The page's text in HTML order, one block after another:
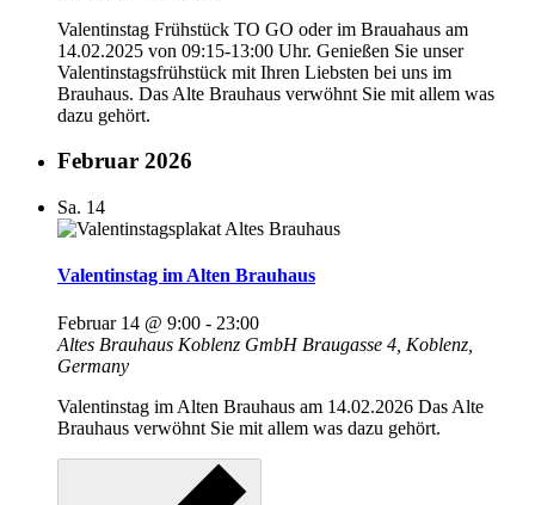
Valentinstag Frühstück TO GO oder im Brauahaus am
14.02.2025 von 09:15-13:00 Uhr. Genießen Sie unser
Valentinstagsfrühstück mit Ihren Liebsten bei uns im
Brauhaus. Das Alte Brauhaus verwöhnt Sie mit allem was
dazu gehört.
Februar 2026
Sa. 14
Valentinstag im Alten Brauhaus
Februar 14 @ 9:00 - 23:00
Altes Brauhaus Koblenz GmbH Braugasse 4, Koblenz,
Germany
Valentinstag im Alten Brauhaus am 14.02.2026 Das Alte
Brauhaus verwöhnt Sie mit allem was dazu gehört.